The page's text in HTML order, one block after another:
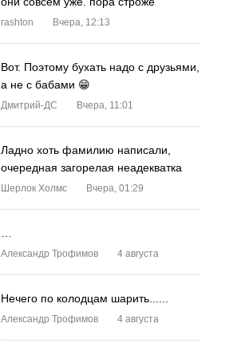
rashton Вчера, 12:13
Вот. Поэтому бухать надо с друзьями,
а не с бабами 😁
Дмитрий-ДС Вчера, 11:01
Ладно хоть фамилию написали,
очередная загорелая неадекватка
Шерлок Холмс Вчера, 01:29
Александр Трофимов 4 августа
Нечего по колодцам шарить......
Александр Трофимов 4 августа